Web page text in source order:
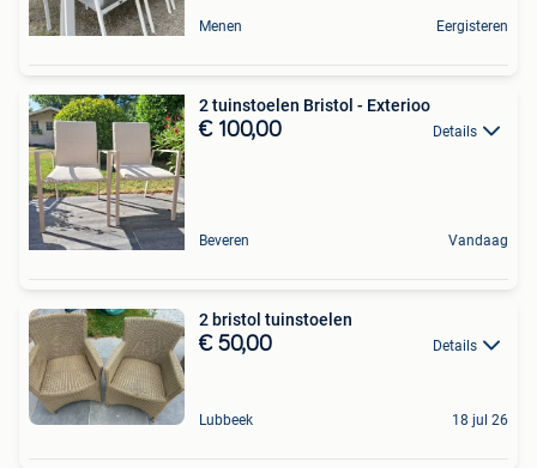
Menen Eergisteren
2 tuinstoelen Bristol - Exterioo
€ 100,00 Details
Beveren Vandaag
2 bristol tuinstoelen
€ 50,00 Details
Lubbeek 18 jul 26